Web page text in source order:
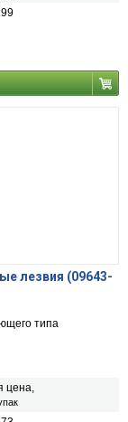
лезвия (09643-
типа
цена,